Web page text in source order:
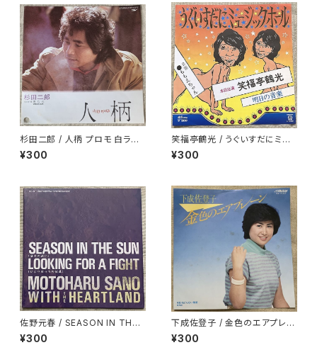
杉田二郎 / 人柄 プロモ 白ラベ
ル
¥300
笑福亭鶴光 / うぐいすだにミュ
ージックホール
¥300
佐野元春 / SEASON IN THE
SUN -夏草の誘い
¥300
下成佐登子 / 金色のエアプレー
ン
¥300